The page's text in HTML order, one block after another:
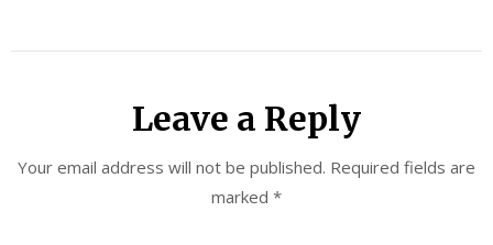
Leave a Reply
Your email address will not be published. Required fields are
marked *